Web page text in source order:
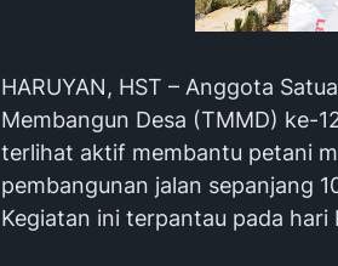
HARUYAN, HST – Anggota
Membangun Desa (TMMD) ke-
terlihat aktif membantu petani
pembangunan jalan sepanjang
Kegiatan ini terpantau pada hari